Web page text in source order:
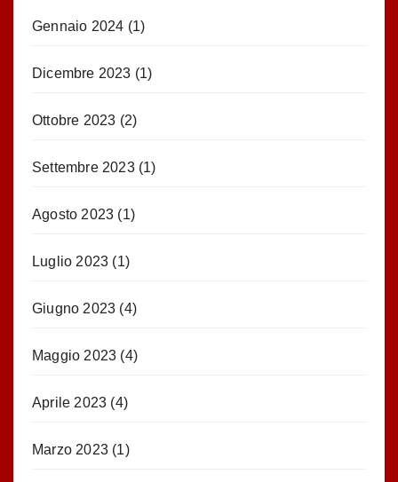
Gennaio 2024 (1)
Dicembre 2023 (1)
Ottobre 2023 (2)
Settembre 2023(1)
Agosto 2023 (1)
Luglio 2023 (1)
Giugno 2023 (4)
Maggio 2023 (4)
Aprile 2023 (4)
Marzo 2023 (1)